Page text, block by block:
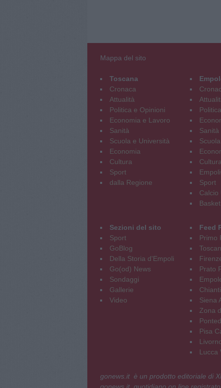
Mappa del sito
Toscana
Cronaca
Attualità
Politica e Opinioni
Economia e Lavoro
Sanità
Scuola e Università
Economia
Cultura
Sport
dalla Regione
Sanità
Cultura
Sport
Calcio
Basket
Sezioni del sito
Sport
GoBlog
Della Storia d'Empoli
Go(od) News
Sondaggi
Gallerie
Video
Feed
Primo
Prato
Siena
Zona
Pisa
Lucca
gonews.it è un prodotto editoriale di